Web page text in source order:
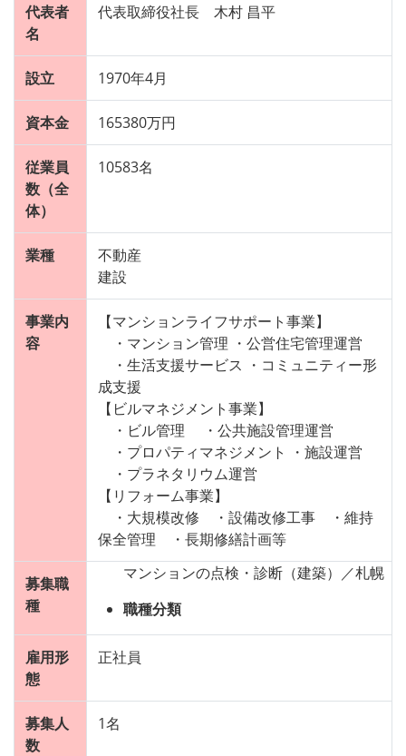
代表者
名
代表取締役社長 木村 昌平
設立 1970年4月
資本金 165380万円
従業員
数（全
体）
10583名
業種
不動産
建設
事業内
容
【マンションライフサポート事業】
・マンション管理 ・公営住宅管理運営
・生活支援サービス ・コミュニティー形
成支援
【ビルマネジメント事業】
・ビル管理 ・公共施設管理運営
・プロパティマネジメント ・施設運営
・プラネタリウム運営
【リフォーム事業】
・大規模改修 ・設備改修工事 ・維持
保全管理 ・長期修繕計画等
募集職
種
マンションの点検・診断（建築）／札幌
職種分類
雇用形
態
正社員
募集人
数
1名